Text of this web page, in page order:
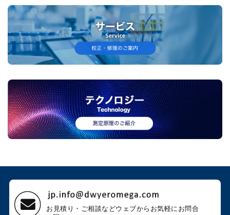
お見積り・ご相談などウェブから お気軽にお問合